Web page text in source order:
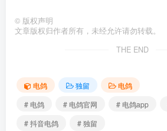
© 版权声明
文章版权归作者所有，未经允许请勿转载。
THE END
电鸽 独留
电鸽
# 电鸽
# 电鸽官网 # 电鸽app
# 抖音电鸽
# 独留